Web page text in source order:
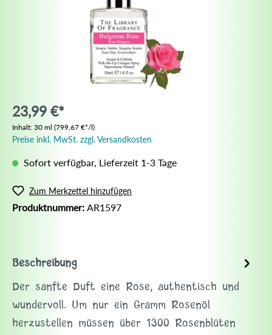
23,99 €*
Inhalt: 30 ml (799,67 €*/l)
Preise inkl. MwSt. zzgl. Versandkosten
Sofort verfügbar, Lieferzeit 1-3 Tage
Zum Merkzettel hinzufügen
Produktnummer: AR1597
Beschreibung
Der sanfte Duft eine Rose, authentisch und
wundervoll. Um nur ein Gramm Rosenöl
herzustellen müssen über 1300 Rosenblüten